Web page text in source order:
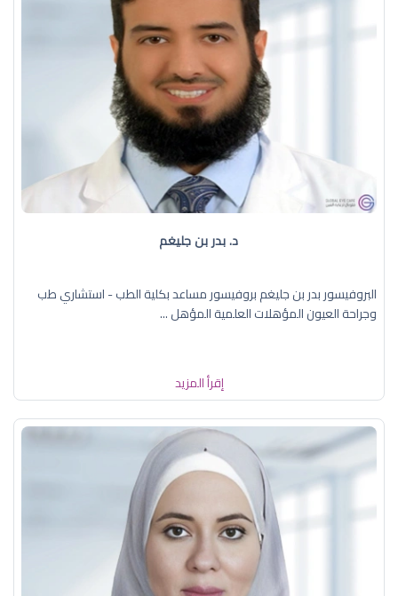
د. بدر بن جليغم
البروفيسور بدر بن جليغم بروفيسور مساعد بكلية الطب - استشاري طب
وجراحة العيون المؤهلات العلمية المؤهل ...
إقرأ المزيد